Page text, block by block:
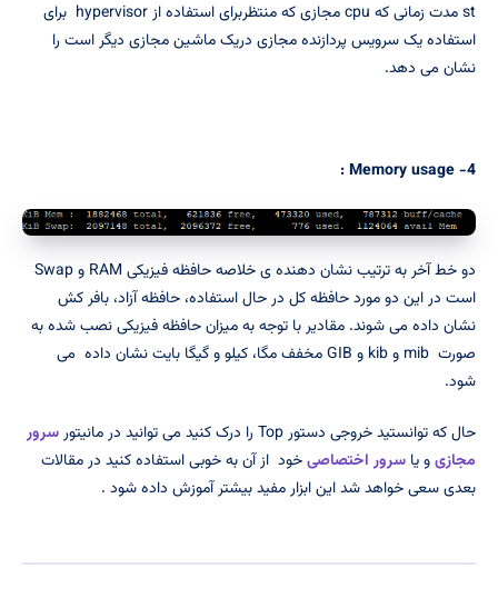
st مدت زمانی که cpu مجازی که منتظربرای استفاده از hypervisor برای
استفاده یک سرویس پردازنده مجازی دریک ماشین مجازی دیگر است را
نشان می دهد.
4- Memory usage
:
دو خط آخر به ترتیب نشان دهنده ی خلاصه حافظه فیزیکی RAM و Swap
است در این دو مورد حافظه کل در حال استفاده، حافظه آزاد، بافر کش
نشان داده می شوند. مقادیر با توجه به میزان حافظه فیزیکی نصب شده به
صورت mib و kib و GIB مخفف مگا، کیلو و گیگا بایت نشان داده می
شود.
حال که توانستید خروجی دستور Top را درک کنید می توانید در مانیتور
سرور
مجازیو یا سرور اختصاصیخود از آن به خوبی استفاده کنید در مقالات
بعدی سعی خواهد شد این ابزار مفید بیشتر آموزش داده شود .